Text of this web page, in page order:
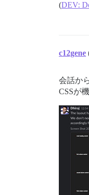
(DEV:
c12gene
会話か
CSSが